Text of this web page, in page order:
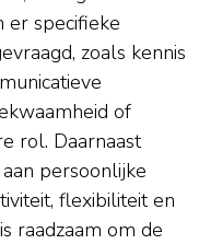
er specifieke
zoals kennis
of
rol. Daarnaast
persoonlijke
flexibiliteit en
raadzaam om de